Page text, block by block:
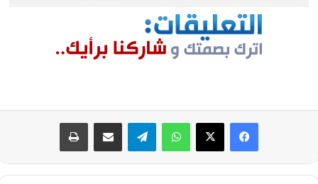
فيسبوك
‫X واتسابتيلقراممشاركة عبر البريد طباعة